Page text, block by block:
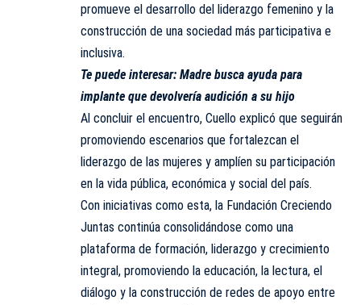
promueve el desarrollo del liderazgo femenino y la
construcción de una sociedad más participativa e
inclusiva.
Te puede interesar: Madre busca ayuda para
implante que devolvería audición a su hijo
Al concluir el encuentro, Cuello explicó que seguirán
promoviendo escenarios que fortalezcan el
liderazgo de las mujeres y amplíen su participación
en la vida pública, económica y social del país.
Con iniciativas como esta, la Fundación Creciendo
Juntas continúa consolidándose como una
plataforma de formación, liderazgo y crecimiento
integral, promoviendo la educación, la lectura, el
diálogo y la construcción de redes de apoyo entre